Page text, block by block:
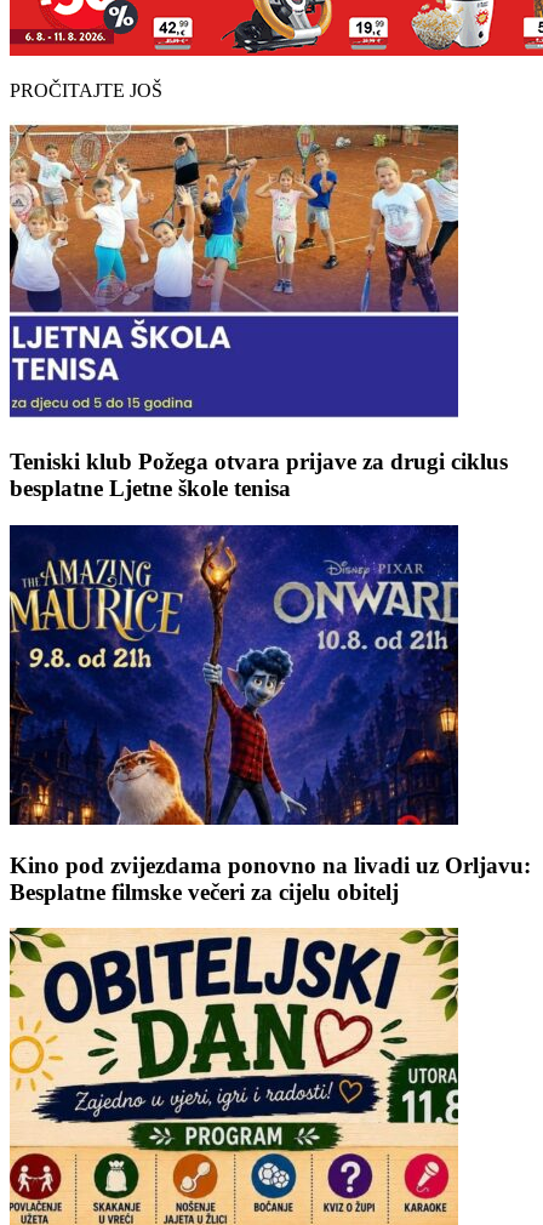
PROČITAJTE JOŠ
Teniski klub Požega otvara prijave za drugi ciklus
besplatne Ljetne škole tenisa
Kino pod zvijezdama ponovno na livadi uz Orljavu:
Besplatne filmske večeri za cijelu obitelj